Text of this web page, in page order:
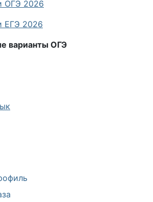
ОГЭ 2026
ЕГЭ 2026
варианты ОГЭ